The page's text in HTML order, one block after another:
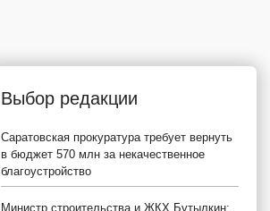
Выбор редакции
Саратовская прокуратура требует вернуть
в бюджет 570 млн за некачественное
благоустройство
Министр строительства и ЖКХ Бутылкин: